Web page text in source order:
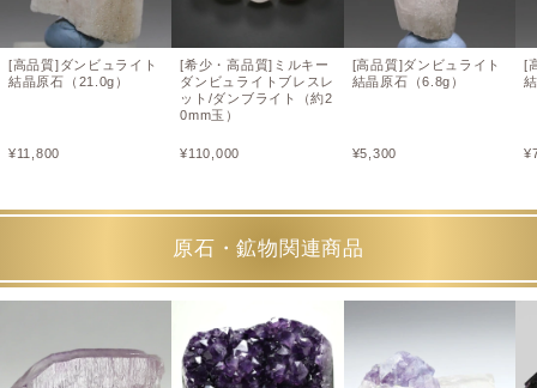
[高品質]ダンビュライト
結晶原石（21.0g）
¥11,800
[希少・高品質]ミルキー
ダンビュライトブレスレ
ット/ダンブライト（約2
0mm玉）
¥110,000
[高品質]ダンビュライト
結晶原石（6.8g）
¥5,300
[
¥
原石・鉱物関連商品